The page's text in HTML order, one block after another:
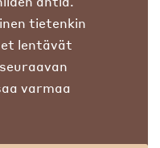
tietenkin
lentävät
varmaa